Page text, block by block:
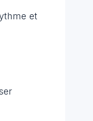
et